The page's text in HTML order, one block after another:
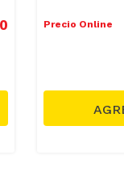
Precio Online